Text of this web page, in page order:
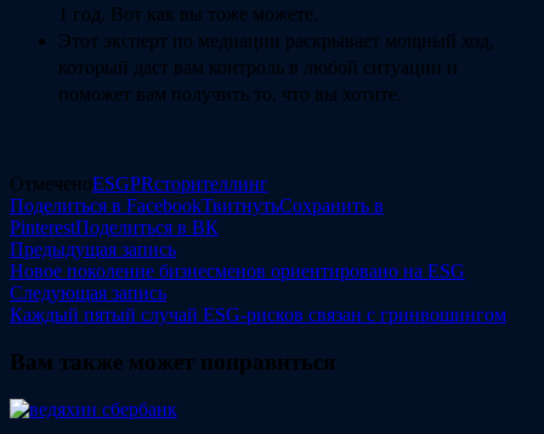
1 год. Вот как вы тоже можете.
Этот эксперт по медиации раскрывает мощный ход,
который даст вам контроль в любой ситуации и
поможет вам получить то, что вы хотите.
ОтмеченоESGPRсторителлинг
Поделиться в FacebookТвитнутьСохранить в
PinterestПоделиться в ВК
Навигация
по
записям
Предыдущая записьПредыдущая
запись:
Новое поколение бизнесменов ориентировано на ESG
Следующая записьСледующая
запись:
Каждый пятый случай ESG-рисков связан с гринвошингом
Вам также может понравиться